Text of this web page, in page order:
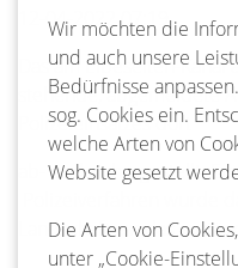
12-04-2022 07:19
Das am Elbeseiten-
stehende, abgemeldete
Polizeieinsatzes dort
ab- und sichergestellt.
Landschaft an das
Wir möchten die
und auch unsere
Bedürfnisse
sog. Cookies ein.
welche Arten von
Website gesetzt
Die Arten von
unter „Cookie-